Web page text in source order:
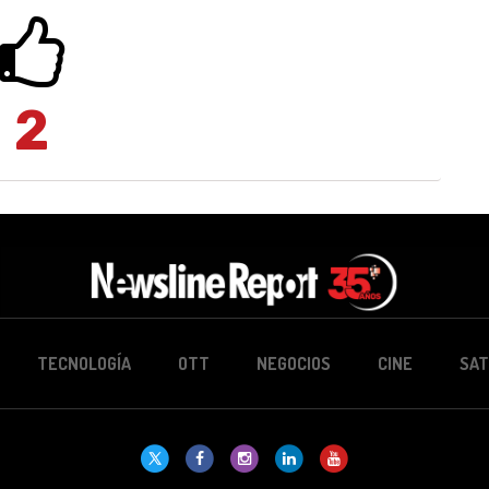
2
TECNOLOGÍA OTT NEGOCIOS CINE